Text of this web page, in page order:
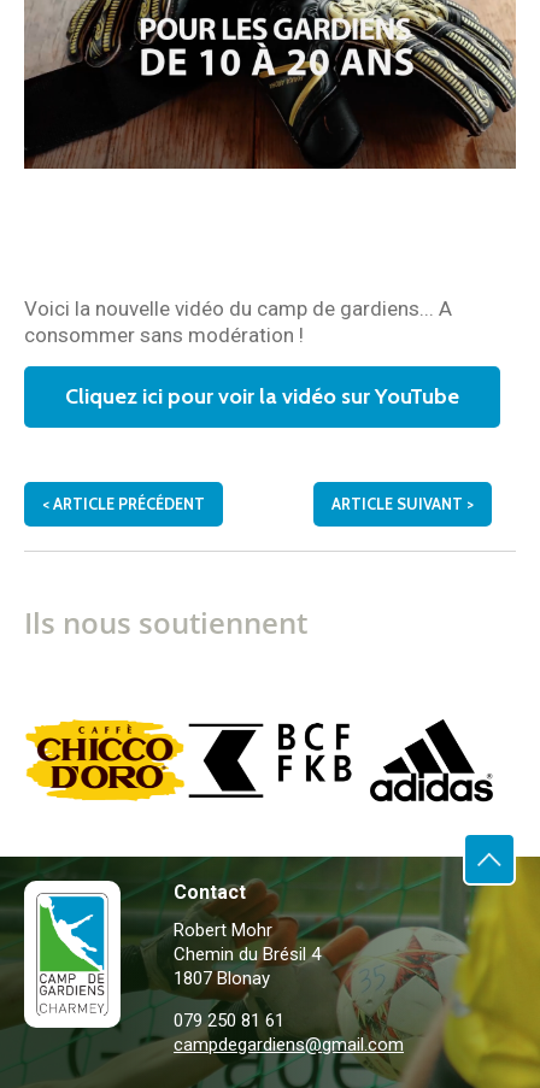
Voici la nouvelle vidéo du camp de gardiens... A
consommer sans modération !
Cliquez ici pour voir la vidéo sur YouTube
< ARTICLE PRÉCÉDENT ARTICLE SUIVANT >
Ils nous soutiennent
Previous
campdegardiens.ch
Contact
Robert Mohr
Chemin du Brésil 4
1807 Blonay
079 250 81 61
campdegardiens@gmail.com